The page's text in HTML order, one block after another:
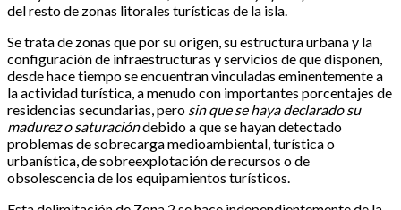
del resto de zonas litorales turísticas de la isla.
Se trata de zonas que por su origen, su estructura urbana y la
configuración de infraestructuras y servicios de que disponen,
desde hace tiempo se encuentran vinculadas eminentemente a
la actividad turística, a menudo con importantes porcentajes de
residencias secundarias, pero sin que se haya declarado su
madurez o saturacióndebido a que se hayan detectado
problemas de sobrecarga medioambiental, turística o
urbanística, de sobreexplotación de recursos o de
obsolescencia de los equipamientos turísticos.